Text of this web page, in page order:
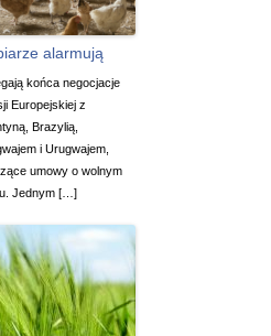
alarmują
końca negocjacje
Europejskiej z
Brazylią,
i Urugwajem,
umowy o wolnym
Jednym […]